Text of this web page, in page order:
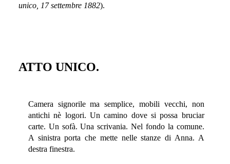
unico, 17 settembre 1882).
ATTO UNICO.
Camera signorile ma semplice, mobili vecchi, non
antichi nè logori. Un camino dove si possa bruciar
carte. Un sofà. Una scrivania. Nel fondo la comune.
A sinistra porta che mette nelle stanze di Anna. A
destra finestra.